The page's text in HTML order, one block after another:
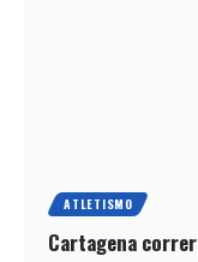
ATLETISMO
Cartagena